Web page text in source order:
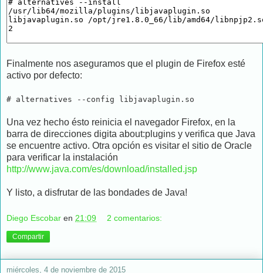
Finalmente nos aseguramos que el plugin de Firefox esté
activo por defecto:
# alternatives --config libjavaplugin.so
Una vez hecho ésto reinicia el navegador Firefox, en la
barra de direcciones digita about:plugins y verifica que Java
se encuentre activo. Otra opción es visitar el sitio de Oracle
para verificar la instalación
http://www.java.com/es/download/installed.jsp
Y listo, a disfrutar de las bondades de Java!
Diego Escobar en 21:09 2 comentarios:
Compartir
miércoles, 4 de noviembre de 2015